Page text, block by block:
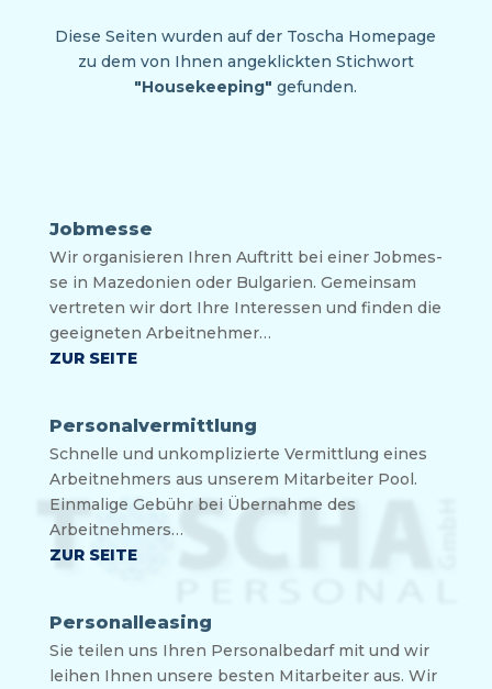
Diese Seiten wurden auf der Toscha Homepage
zu dem von Ihnen angeklickten Stichwort
"Housekeeping" gefunden.
Jobmesse
Wir orga­ni­sie­ren Ihren Auf­tritt bei einer Job­mes­
se in Maze­do­ni­en oder Bul­ga­ri­en. Gemein­sam
ver­tre­ten wir dort Ihre Inter­es­sen und fin­den die
geeig­ne­ten Arbeitnehmer…
ZUR SEITE
Personalvermittlung
Schnel­le und unkom­pli­zier­te Ver­mitt­lung eines
Arbeit­neh­mers aus unse­rem Mit­ar­bei­ter Pool.
Ein­ma­li­ge Gebühr bei Über­nah­me des
Arbeitnehmers…
ZUR SEITE
Personalleasing
Sie tei­len uns Ihren Per­so­nal­be­darf mit und wir
lei­hen Ihnen unse­re bes­ten Mit­ar­bei­ter aus. Wir